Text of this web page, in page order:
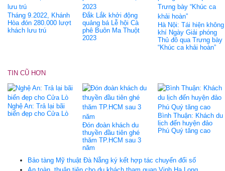
Tháng 9.2022, Khánh
Hòa đón 280.000 lượt
khách lưu trú
Đắk Lắk khởi động
quảng bá Lễ hội Cà
phê Buôn Ma Thuột
2023
Hà Nội: Tái hiện không
khí Ngày Giải phóng
Thủ đô qua Trưng bày
“Khúc ca khải hoàn”
TIN CŨ HƠN
Nghệ An: Trả lại bãi
biển đẹp cho Cửa Lò
Đón đoàn khách du
thuyền đầu tiên ghé
thăm TP.HCM sau 3
năm
Bình Thuận: Khách du
lịch đến huyện đảo
Phú Quý tăng cao
Bảo tàng Mỹ thuật Đà Nẵng ký kết hợp tác chuyển đổi số